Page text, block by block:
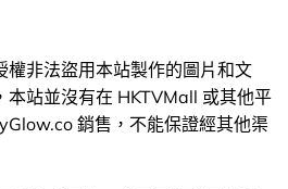
權非法盜用本站製作的圖片和文
本站並沒有在 HKTVMall 或其他平
銷售，不能保證經其他渠